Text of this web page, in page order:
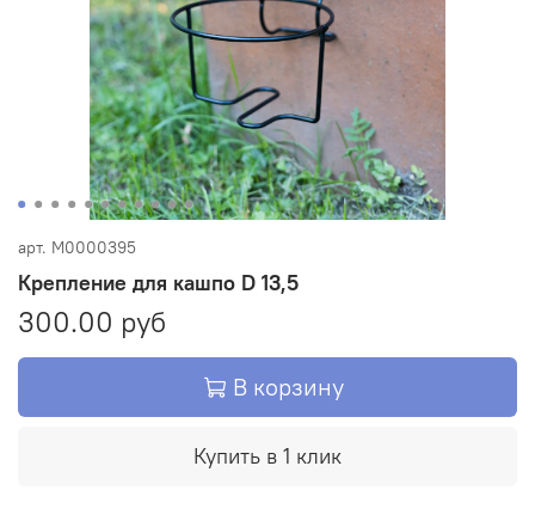
арт. М0000395
Крепление для кашпо D 13,5
300.00 руб
В корзину
Купить в 1 клик